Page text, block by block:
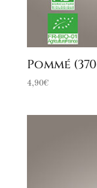
Pommé
4,90€